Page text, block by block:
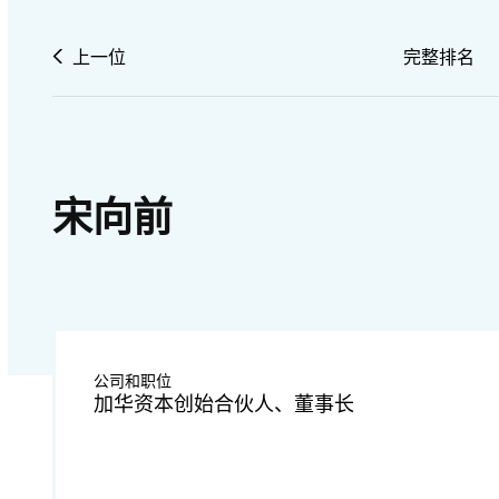
上一位 完整排名
宋向前
公司和职位
加华资本创始合伙人、董事长